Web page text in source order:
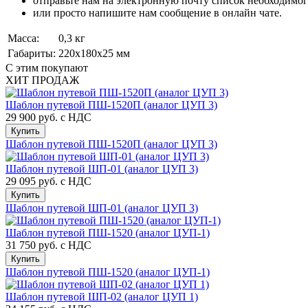
или просто напишите нам сообщение в онлайн чате.
Масса:
0,3 кг
Габариты: 220x180x25 мм
С этим покупают
ХИТ ПРОДАЖ
Шаблон путевой ПШ-1520П (аналог ЦУП 3)
29 900 руб. с НДС
Купить
Шаблон путевой ПШ-1520П (аналог ЦУП 3)
Шаблон путевой ШП-01 (аналог ЦУП 3)
29 095 руб. с НДС
Купить
Шаблон путевой ШП-01 (аналог ЦУП 3)
Шаблон путевой ПШ-1520 (аналог ЦУП-1)
31 750 руб. с НДС
Купить
Шаблон путевой ПШ-1520 (аналог ЦУП-1)
Шаблон путевой ШП-02 (аналог ЦУП 1)